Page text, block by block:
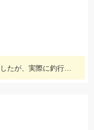
6月の解禁から安定していない釣果情報でしたが、実際に釣行したところ鮎はたくさん居ました♪梅雨が明けて本格的に照りこめば楽しめそうです！